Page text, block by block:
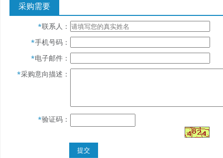
采购需要
*联系人：
*手机号码：
*电子邮件：
*采购意向描述：
*验证码：